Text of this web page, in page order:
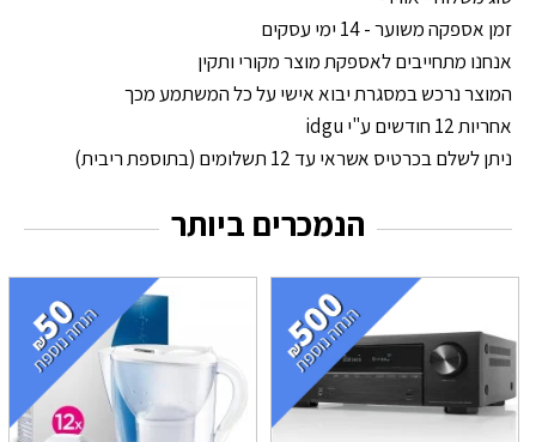
זמן אספקה משוער - 14 ימי עסקים
אנחנו מתחייבים לאספקת מוצר מקורי ותקין
המוצר נרכש במסגרת יבוא אישי על כל המשתמע מכך
אחריות 12 חודשים ע"י idgu
ניתן לשלם בכרטיס אשראי עד 12 תשלומים (בתוספת ריבית)
הנמכרים ביותר